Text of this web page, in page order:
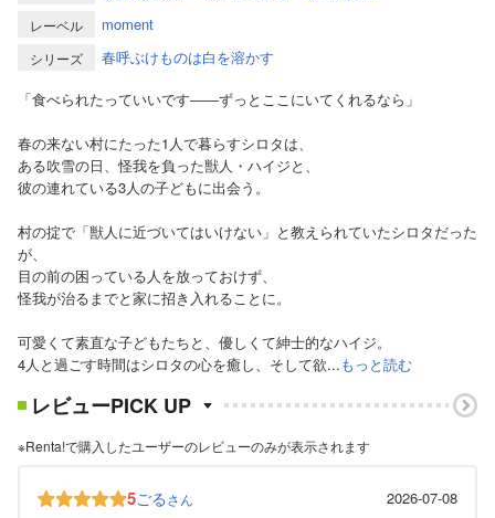
レーベル moment
シリーズ
春呼ぶけものは白を溶かす
「食べられたっていいです――ずっとここにいてくれるなら」
春の来ない村にたった1人で暮らすシロタは、
ある吹雪の日、怪我を負った獣人・ハイジと、
彼の連れている3人の子どもに出会う。
村の掟で「獣人に近づいてはいけない」と教えられていたシロタだった
が、
目の前の困っている人を放っておけず、
怪我が治るまでと家に招き入れることに。
可愛くて素直な子どもたちと、優しくて紳士的なハイジ。
4人と過ごす時間はシロタの心を癒し、そして欲...もっと読む
レビューPICK UP
※Renta!で購入したユーザーのレビューのみが表示されます
5ごるさん
2026-07-08